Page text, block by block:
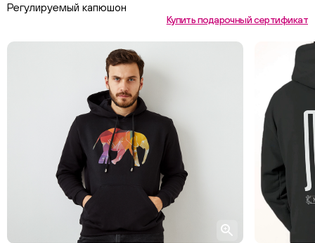
Регулируемый капюшон
Купить подарочный сертификат